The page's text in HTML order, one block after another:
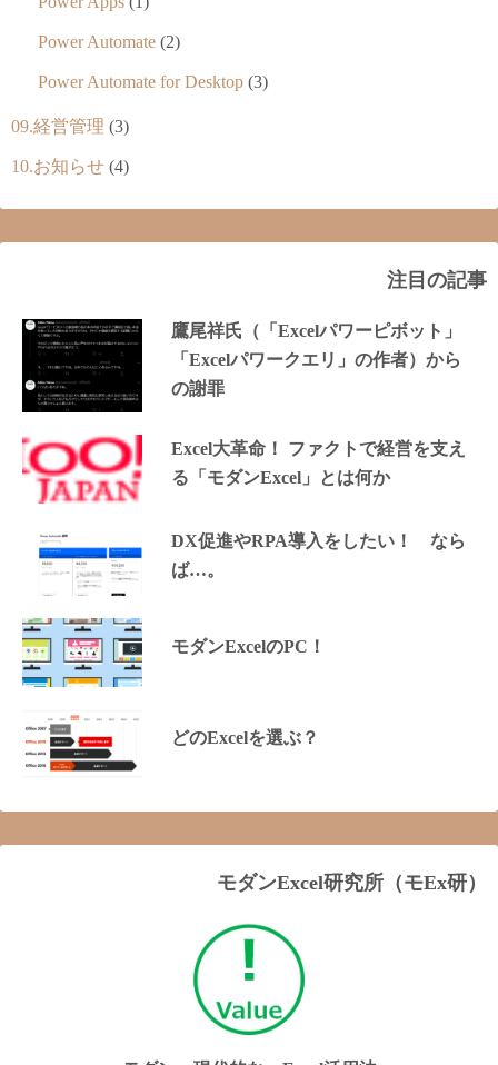
Power Automate (2)
Power Automate for Desktop (3)
09.経営管理 (3)
10.お知らせ (4)
注目の記事
鷹尾祥氏（「Excelパワーピボット」
「Excelパワークエリ」の作者）から
の謝罪
Excel大革命！ ファクトで経営を支え
る「モダンExcel」とは何か
DX促進やRPA導入をしたい！ なら
ば…。
モダンExcelのPC！
どのExcelを選ぶ？
モダンExcel研究所（モEx研）